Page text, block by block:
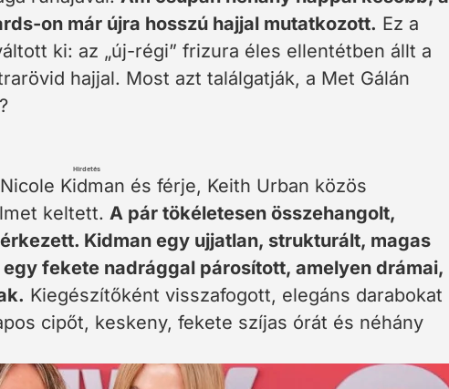
on már újra hosszú hajjal mutatkozott. Ez a
ki: az „új-régi” frizura éles ellentétben állt a
hajjal. Most azt találgatják, a Met Gálán
Hirdetés
Kidman és férje, Keith Urban közös
keltett. A pár tökéletesen összehangolt,
Kidman egy ujjatlan, strukturált, magas
fekete nadrággal párosított, amelyen drámai,
Kiegészítőként visszafogott, elegáns darabokat
cipőt, keskeny, fekete szíjas órát és néhány